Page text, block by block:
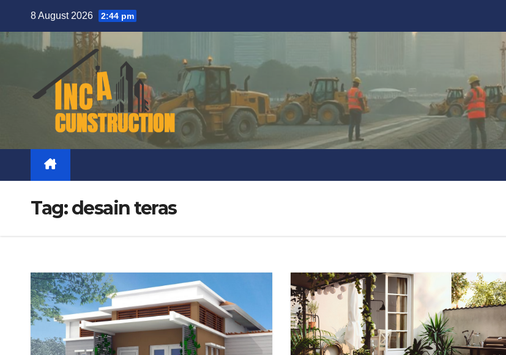
content
8 August 2026 2:44 pm
Tag:desain teras